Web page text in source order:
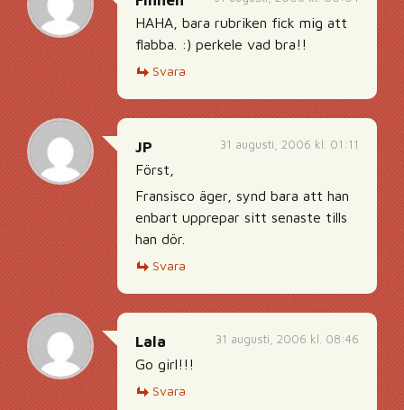
HAHA, bara rubriken fick mig att
flabba. :) perkele vad bra!!
Svara
31 augusti, 2006 kl. 01:11
JP
Först,
Fransisco äger, synd bara att han
enbart upprepar sitt senaste tills
han dör.
Svara
31 augusti, 2006 kl. 08:46
Lala
Go girl!!!
Svara